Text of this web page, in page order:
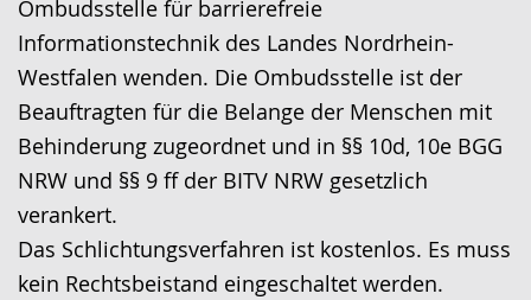
Ombudsstelle für barrierefreie
Informationstechnik des Landes Nordrhein-
Westfalen wenden. Die Ombudsstelle ist der
Beauftragten für die Belange der Menschen mit
Behinderung zugeordnet und in §§ 10d, 10e BGG
NRW und §§ 9 ff der BITV NRW gesetzlich
verankert.
Das Schlichtungsverfahren ist kostenlos. Es muss
kein Rechtsbeistand eingeschaltet werden.
t
e
n
S
p
r
a
c
h
e
A
u
d
i
o
-
U
n
i
n
D
e
u
t
s
c
h